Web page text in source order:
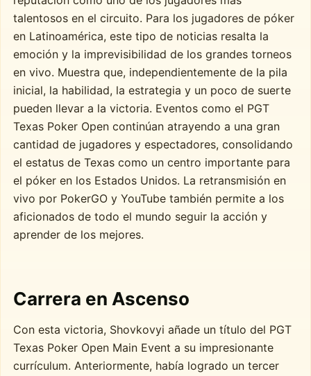
talentosos en el circuito. Para los jugadores de póker
en Latinoamérica, este tipo de noticias resalta la
emoción y la imprevisibilidad de los grandes torneos
en vivo. Muestra que, independientemente de la pila
inicial, la habilidad, la estrategia y un poco de suerte
pueden llevar a la victoria. Eventos como el PGT
Texas Poker Open continúan atrayendo a una gran
cantidad de jugadores y espectadores, consolidando
el estatus de Texas como un centro importante para
el póker en los Estados Unidos. La retransmisión en
vivo por PokerGO y YouTube también permite a los
aficionados de todo el mundo seguir la acción y
aprender de los mejores.
Carrera en Ascenso
Con esta victoria, Shovkovyi añade un título del PGT
Texas Poker Open Main Event a su impresionante
currículum. Anteriormente, había logrado un tercer